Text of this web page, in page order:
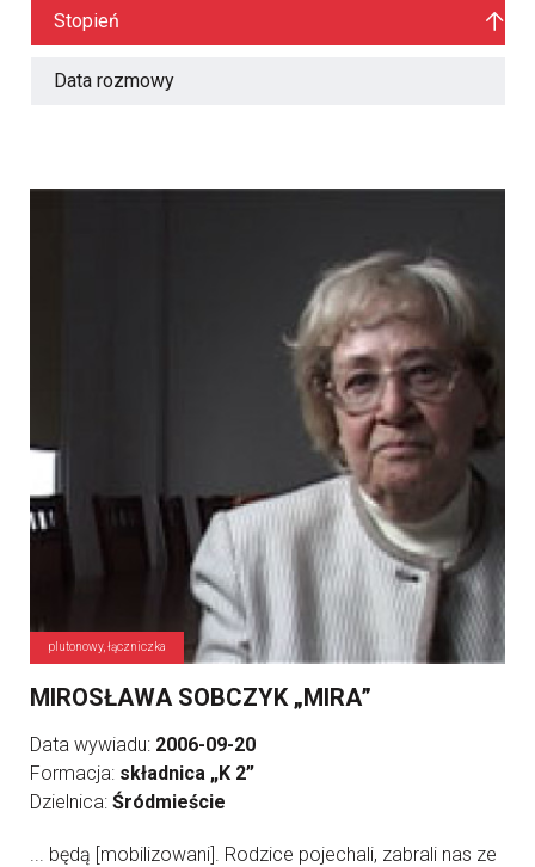
Stopień
Data rozmowy
plutonowy, łączniczka
MIROSŁAWA SOBCZYK „MIRA”
Data wywiadu: 2006-09-20
Formacja: składnica „K 2”
Dzielnica: Śródmieście
... będą [mobilizowani]. Rodzice pojechali, zabrali nas ze